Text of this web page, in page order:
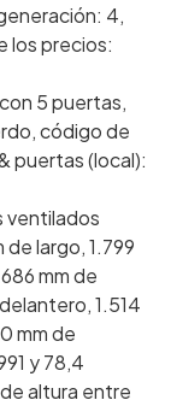
4,
los precios:
5 puertas,
código de
puertas (local):
ventilados
largo, 1.799
mm de
1.514
mm de
y 78,4
altura entre